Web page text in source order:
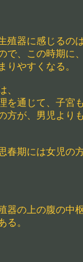
殖器に感じるのは
で、この時期に
りやすくなる。
、
通じて、子宮
方が、男児より
春期には女児の
器の上の腹の中
る。